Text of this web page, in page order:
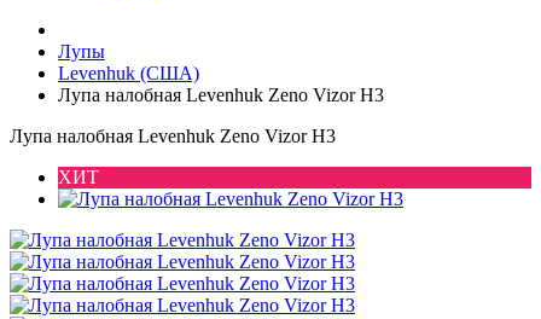
Лупы
Levenhuk (США)
Лупа налобная Levenhuk Zeno Vizor H3
Лупа налобная Levenhuk Zeno Vizor H3
ХИТ